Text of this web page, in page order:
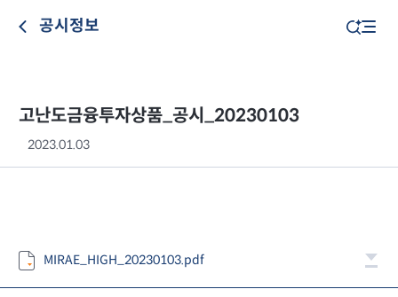
공시정보
고난도금융투자상품_공시_20230103
2023.01.03
MIRAE_HIGH_20230103.pdf